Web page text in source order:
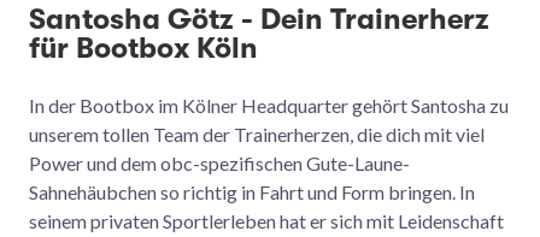
Santosha Götz - Dein Trainerherz
für Bootbox Köln
In der Bootbox im Kölner Headquarter gehört Santosha zu
unserem tollen Team der Trainerherzen, die dich mit viel
Power und dem obc-spezifischen Gute-Laune-
Sahnehäubchen so richtig in Fahrt und Form bringen. In
seinem privaten Sportlerleben hat er sich mit Leidenschaft